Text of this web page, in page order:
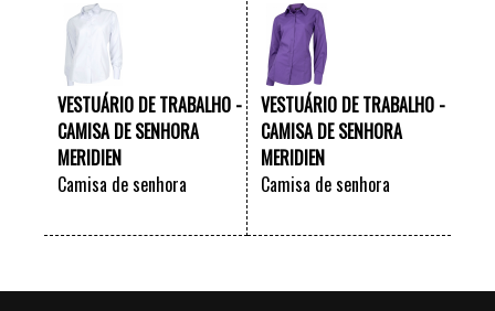
VESTUÁRIO DE TRABALHO -
CAMISA DE SENHORA
MERIDIEN
Camisa de senhora
VESTUÁRIO DE TRABALHO -
CAMISA DE SENHORA
MERIDIEN
Camisa de senhora